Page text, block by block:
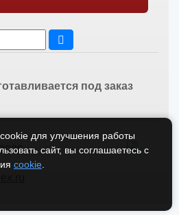
под заказ
для улучшения работы
сайт, вы соглашаетесь с
cookie